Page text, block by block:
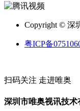
Copyright © 深
粤ICP备
扫码关注 走进唯奥
深圳市唯奥视讯技术